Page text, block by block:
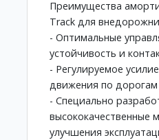
Преимущества
Track для
- Оптимальные
устойчивость и
- Регулируемое
движения по
- Специально
высококачественные
улучшения